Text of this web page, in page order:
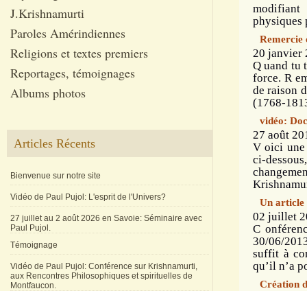
J.Krishnamurti
Paroles Amérindiennes
Religions et textes premiers
Reportages, témoignages
Albums photos
Articles Récents
Bienvenue sur notre site
Vidéo de Paul Pujol: L'esprit de l'Univers?
27 juillet au 2 août 2026 en Savoie: Séminaire avec
Paul Pujol.
Témoignage
Vidéo de Paul Pujol: Conférence sur Krishnamurti,
aux Rencontres Philosophiques et spirituelles de
Montfaucon.
modifiant
physiques
Remercie
20 janvier
Q uand tu
force. R
de raison
(1768-
vidéo:
27 août
V oici une
ci-
Un article
02 juillet
C
30/06/
suffit à
qu’il n’a
Création